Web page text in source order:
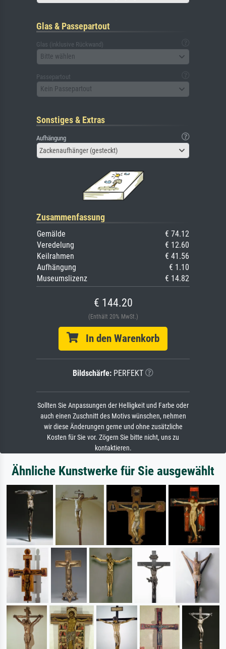
Glas & Passepartout
Glas (inklusive Rückwand)
Bitte wählen
Passepartout
Kein Passepartout
Sonstiges & Extras
Aufhängung
Zackenaufhänger (gesteckt)
Zusammenfassung
Gemälde
€ 74.12
Veredelung
€ 12.60
Keilrahmen
€ 41.56
Aufhängung
€ 1.10
Museumslizenz
€ 14.82
€ 144.20
(Enthält 20% MwSt.)
In den Warenkorb
Bildschärfe: PERFEKT
Sollten Sie Anpassungen der Helligkeit und Farbe oder
auch einen Zuschnitt des Motivs wünschen, nehmen
wir diese Änderungen gerne und ohne zusätzliche
Kosten für Sie vor. Zögern Sie bitte nicht, uns zu
kontaktieren.
Ähnliche Kunstwerke für Sie ausgewählt